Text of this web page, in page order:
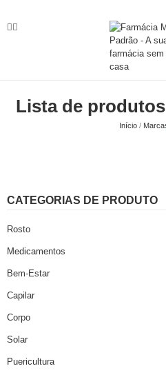
Lista de
Início
CATEGORIAS DE PRODUTO
Rosto
Medicamentos
Bem-Estar
Capilar
Corpo
Solar
Puericultura